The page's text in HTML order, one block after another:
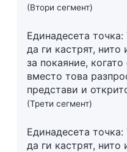
(Втори сегмент)
Единадесета
да ги кастрят, нито
за покаяние, когато
вместо това
представи и
(Трети сегмент)
Единадесета
да ги кастрят, нито